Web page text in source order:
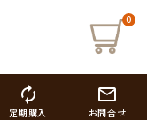
0
autorenew
定期購入
mail_outline
お問合せ